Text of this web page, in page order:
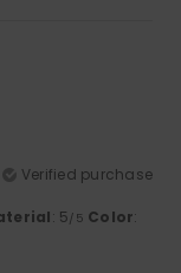
Verified purchase
: 5/5 Color: